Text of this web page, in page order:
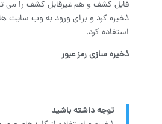
قابل کشف و هم غیرقابل کشف را می
ذخیره کرد و برای ورود به وب سایت
استفاده کرد.
ذخیره سازی رمز عبور
توجه داشته باشید